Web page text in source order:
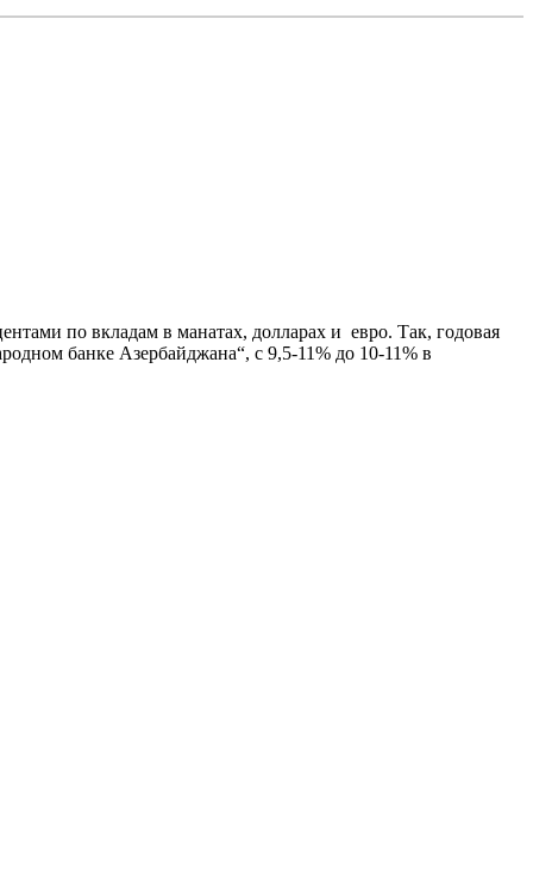
по вкладам в манатах, долларах и евро. Так, годовая
банке Азербайджана“, с 9,5-11% до 10-11% в